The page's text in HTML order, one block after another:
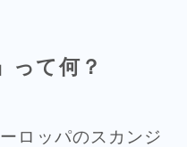
って何？
ロッパのスカンジ